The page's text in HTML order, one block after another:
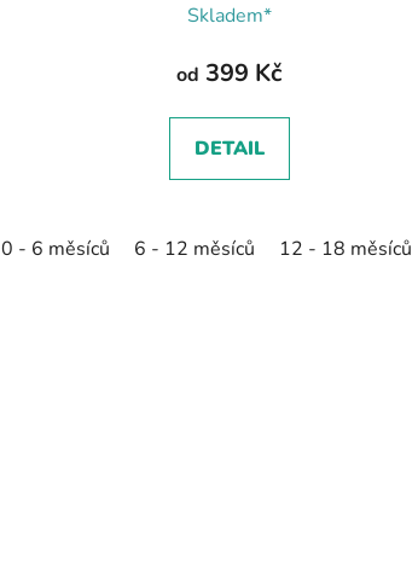
Skladem*
od 399 Kč
DETAIL
0 - 6 měsíců 6 - 12 měsíců 12 - 18 měsíců